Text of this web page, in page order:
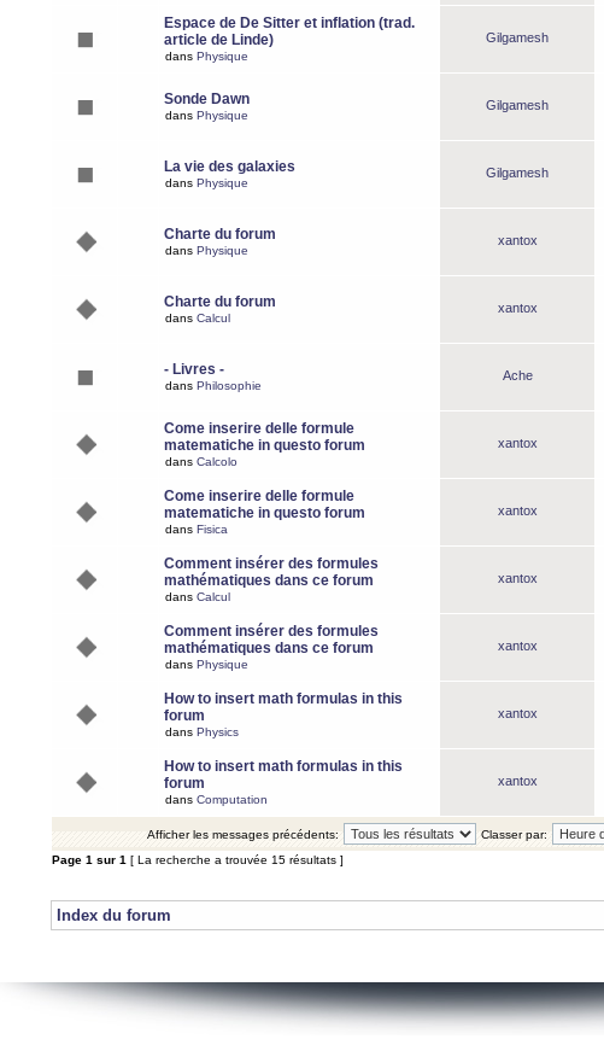
Espace de De Sitter et inflation (trad.
article de Linde)
dans Physique
Gilgamesh
Sonde Dawn
dans Physique
Gilgamesh
La vie des galaxies
dans Physique
Gilgamesh
Charte du forum
dans Physique
xantox
Charte du forum
dans Calcul
xantox
- Livres -
dans Philosophie
Ache
Come inserire delle formule
matematiche in questo forum
dans Calcolo
xantox
Come inserire delle formule
matematiche in questo forum
dans Fisica
xantox
Comment insérer des formules
mathématiques dans ce forum
dans Calcul
xantox
Comment insérer des formules
mathématiques dans ce forum
dans Physique
xantox
How to insert math formulas in this
forum
dans Physics
xantox
How to insert math formulas in this
forum
dans Computation
xantox
Afficher les messages précédents:
Classer par:
Page 1 sur 1 [ La recherche a trouvée 15 résultats ]
Index du forum